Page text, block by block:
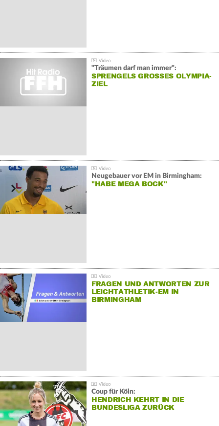
"Träumen darf man immer":
SPRENGELS GROSSES OLYMPIA-Z
IEL
Neugebauer vor EM in Birmingham:
"HABE MEGA BOCK"
FRAGEN UND ANTWORTEN ZUR
LEICHTATHLETIK-EM IN
BIRMINGHAM
Coup für Köln:
HENDRICH KEHRT IN DIE
BUNDESLIGA ZURÜCK